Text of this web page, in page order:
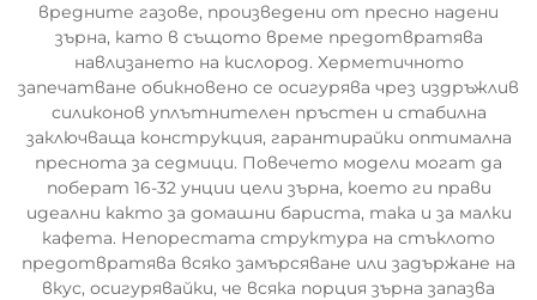
вредните газове, произведени от пресно надени
зърна, като в същото време предотвратява
навлизането на кислород. Херметичното
запечатване обикновено се осигурява чрез издръжлив
силиконов уплътнителен пръстен и стабилна
заключваща конструкция, гарантирайки оптимална
преснота за седмици. Повечето модели могат да
поберат 16-32 унции цели зърна, което ги прави
идеални както за домашни бариста, така и за малки
кафета. Непорестата структура на стъклото
предотвратява всяко замърсяване или задържане на
вкус, осигурявайки, че всяка порция зърна запазва